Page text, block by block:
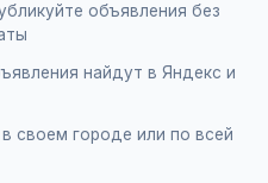
объявления без
найдут в Яндекс и
своем городе или по всей